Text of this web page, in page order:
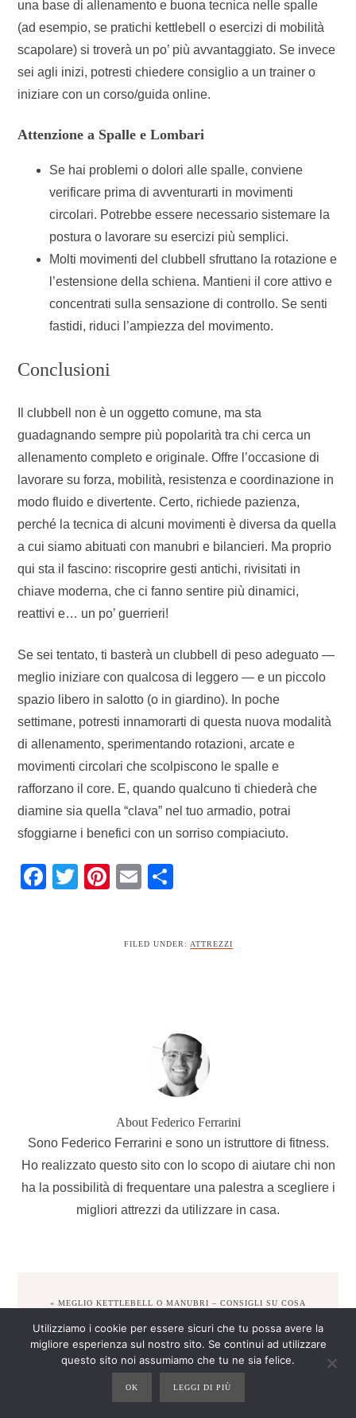
una base di allenamento e buona tecnica nelle spalle
(ad esempio, se pratichi kettlebell o esercizi di mobilità
scapolare) si troverà un po’ più avvantaggiato. Se invece
sei agli inizi, potresti chiedere consiglio a un trainer o
iniziare con un corso/guida online.
Attenzione a Spalle e Lombari
Se hai problemi o dolori alle spalle, conviene
verificare prima di avventurarti in movimenti
circolari. Potrebbe essere necessario sistemare la
postura o lavorare su esercizi più semplici.
Molti movimenti del clubbell sfruttano la rotazione e
l’estensione della schiena. Mantieni il core attivo e
concentrati sulla sensazione di controllo. Se senti
fastidi, riduci l’ampiezza del movimento.
Conclusioni
Il clubbell non è un oggetto comune, ma sta
guadagnando sempre più popolarità tra chi cerca un
allenamento completo e originale. Offre l’occasione di
lavorare su forza, mobilità, resistenza e coordinazione in
modo fluido e divertente. Certo, richiede pazienza,
perché la tecnica di alcuni movimenti è diversa da quella
a cui siamo abituati con manubri e bilancieri. Ma proprio
qui sta il fascino: riscoprire gesti antichi, rivisitati in
chiave moderna, che ci fanno sentire più dinamici,
reattivi e… un po’ guerrieri!
Se sei tentato, ti basterà un clubbell di peso adeguato —
meglio iniziare con qualcosa di leggero — e un piccolo
spazio libero in salotto (o in giardino). In poche
settimane, potresti innamorarti di questa nuova modalità
di allenamento, sperimentando rotazioni, arcate e
movimenti circolari che scolpiscono le spalle e
rafforzano il core. E, quando qualcuno ti chiederà che
diamine sia quella “clava” nel tuo armadio, potrai
sfoggiarne i benefici con un sorriso compiaciuto.
Facebook
TwitterPinterest
Email
FILED UNDER: ATTREZZI
About Federico Ferrarini
Sono Federico Ferrarini e sono un istruttore di fitness.
Ho realizzato questo sito con lo scopo di aiutare chi non
ha la possibilità di frequentare una palestra a scegliere i
migliori attrezzi da utilizzare in casa.
PREVIOUS
« MEGLIO KETTLEBELL O MANUBRI – CONSIGLI SU COSA
NEXT
BATTLE ROPE – COME SCEGLIERE, OPINIONI E PREZZI »
Utilizziamo i cookie per essere sicuri che tu possa avere la
migliore esperienza sul nostro sito. Se continui ad utilizzare
questo sito noi assumiamo che tu ne sia felice.
OK LEGGI DI PIÙ